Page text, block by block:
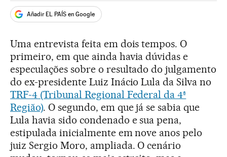
Añadir EL PAÍS en Google
Uma entrevista feita em dois tempos. O
primeiro, em que ainda havia dúvidas e
especulações sobre o resultado do julgamento
do ex-presidente Luiz Inácio Lula da Silva no
TRF-4 (Tribunal Regional Federal da 4ª
Região). O segundo, em que já se sabia que
Lula havia sido condenado e sua pena,
estipulada inicialmente em nove anos pelo
juiz Sergio Moro, ampliada. O cenário